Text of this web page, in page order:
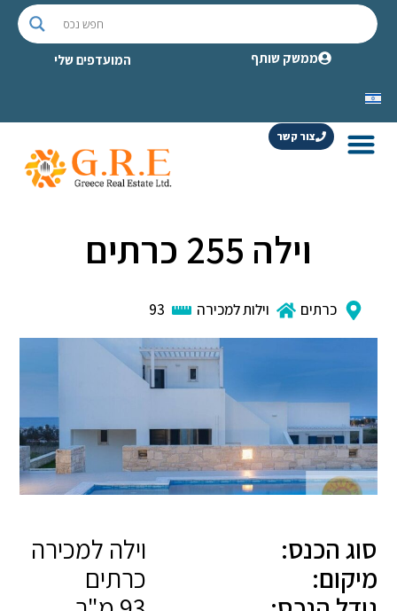
ממשק שותף המועדפים שלי
צור קשר
וילה 255 כרתים
כרתים וילות למכירה 93
סוג הכנס:
וילה למכירה
מיקום:
כרתים